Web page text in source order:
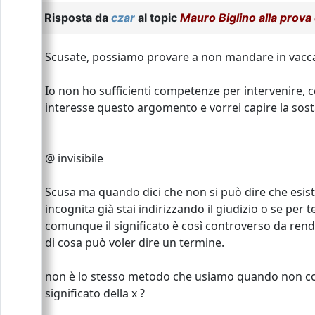
Risposta da czar al topic Mauro Biglino alla
Scusate, possiamo provare a non mandare in
Io non ho sufficienti competenze per intervenire,
interesse questo argomento e vorrei capire la
@ invisibile
Scusa ma quando dici che non si può dire che
incognita già stai indirizzando il giudizio o se per
comunque il significato è così controverso da
di cosa può voler dire un termine.
non è lo stesso metodo che usiamo quando non
significato della x ?